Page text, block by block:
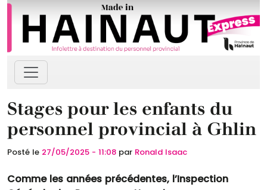
Panneau de gestion des cookies
Passer au contenu principal
Stages pour les enfants du
personnel provincial à Ghlin
Posté le 27/05/2025 - 11:08 par Ronald Isaac
Comme les années précédentes, l’Inspection